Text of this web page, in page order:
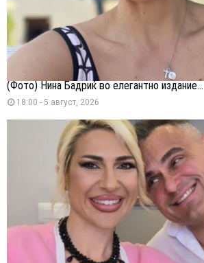
(Фото) Нина Бадриќ во елегантно издание...
18:00 - 5 август, 2026